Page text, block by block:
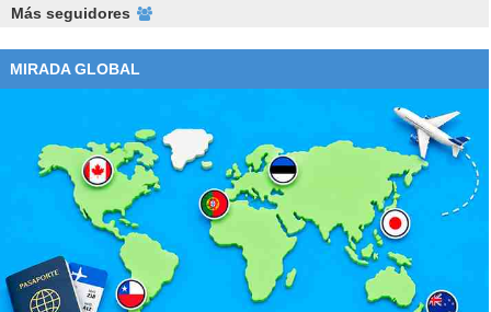
Más seguidores
MIRADA GLOBAL